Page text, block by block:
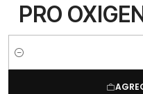
PRO
Cantidad